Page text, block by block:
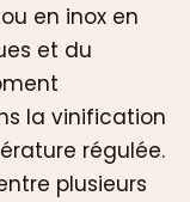
en inox en
et du
la vinification
régulée.
plusieurs